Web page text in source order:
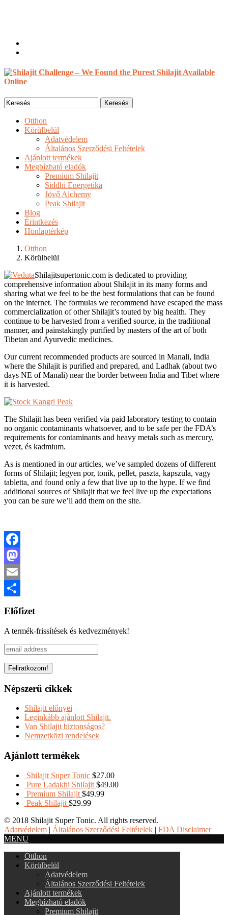
Search
for:
Otthon
Körülbelül
Adatvédelem
Általános Szerződési Feltételek
Ajánlott termékek
Megbízható eladók
Premium Shilajit
Siddhi Energetika
Jövő Alchemy
Peak Shilajit
Blog
Érintkezés
Honlaptérkép
Otthon
Körülbelül
Shilajitsupertonic.com is dedicated to providing
comprehensive information about Shilajit in its many forms and
sharing what we feel to be the best formulations that can be found
on the internet. The formulas we recommend have escaped the mass
commercialization of other Shilajit’s touted by big health. They
continue to be harvested from a verified source, in the traditional
manner, and painstakingly purified by masters of the art of both
Tibetan and Ayurvedic medicines.
Our current recommended products are sourced in Manali, India
where the Shilajit is purified and prepared, and Ladhak (about two
days NE of Manali) near the border between India and Tibet where
it is harvested.
The Shilajit has been verified via paid laboratory testing to contain
no organic contaminants whatsoever, and to be safe per the FDA’s
requirements for contaminants and heavy metals such as mercury,
vezet, és kadmium.
As is mentioned in our articles, we’ve sampled dozens of different
forms of Shilajit; legyen por, tonik, pellet, paszta, kapszula, vagy
tabletta, and found only a few that live up to the hype. If we find
additional sources of Shilajit that we feel live up the expectations
you can be sure we’ll add them on the site.
Facebook
Mastodon
Email
Előfizet
A termék-frissítések és kedvezmények!
Népszerű cikkek
Shilajit előnyei
Leginkább ajánlott Shilajit.
Van Shilajit biztonságos?
Nemzetközi rendelések
Ajánlott termékek
Shilajit Super Tonic $27.00
Pure Ladakhi Shilajit $49.00
Premium Shilajit $49.99
Peak Shilajit $29.99
© 2018 Shilajit Super Tonic. All rights reserved.
Adatvédelem | Általános Szerződési Feltételek | FDA Disclaimer
MENU
Otthon
Körülbelül
Adatvédelem
Általános Szerződési Feltételek
Ajánlott termékek
Megbízható eladók
Premium Shilajit